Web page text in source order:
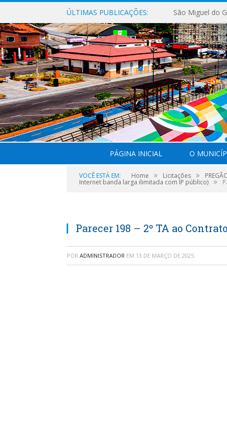
ÚLTIMAS PUBLICAÇÕES:
PÁGINA INICIAL O
VOCÊ ESTÁ EM: Home » Licitações »
Internet banda larga ilimitada com IP público) »
Parecer 198 – 2º TA ao
POR ADMINISTRADOR EM 13 DE MARÇO DE 2025